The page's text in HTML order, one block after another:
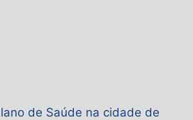
de Saúde na cidade de